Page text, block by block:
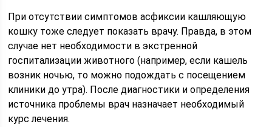
При отсутствии симптомов асфиксии кашляющую
кошку тоже следует показать врачу. Правда, в этом
случае нет необходимости в экстренной
госпитализации животного (например, если кашель
возник ночью, то можно подождать с посещением
клиники до утра). После диагностики и определения
источника проблемы врач назначает необходимый
курс лечения.